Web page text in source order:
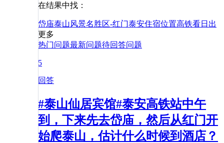
在结果中找：
岱庙泰山风景名胜区-红门泰安住宿位置高铁看日出
更多
热门问题最新问题待回答问题
5
回答
#泰山仙居宾馆#泰安高铁站中午
到，下来先去岱庙，然后从红门开
始爬泰山，估计什么时候到酒店？